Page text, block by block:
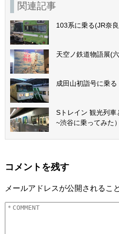
関連記事
103系に乗る(JR奈
天空ノ鉄道物語展(
成田山初詣号に乗る
Sトレイン 観光列
~渋谷に乗ってみた）
コメントを残す
メールアドレスが公開されるこ